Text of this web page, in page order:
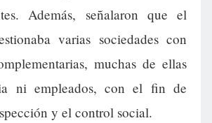
Además, señalaron que el
varias sociedades con
muchas de ellas
ni empleados, con el fin de
y el control social.